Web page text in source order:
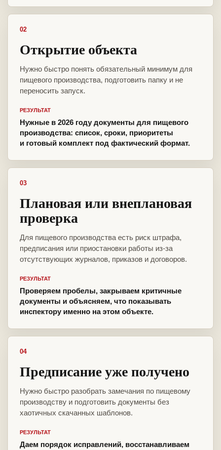
02
Открытие объекта
Нужно быстро понять обязательный минимум для
пищевого производства, подготовить папку и не
переносить запуск.
РЕЗУЛЬТАТ
Нужные в 2026 году документы для пищевого
производства: список, сроки, приоритеты
и готовый комплект под фактический формат.
03
Плановая или внеплановая
проверка
Для пищевого производства есть риск штрафа,
предписания или приостановки работы из-за
отсутствующих журналов, приказов и договоров.
РЕЗУЛЬТАТ
Проверяем пробелы, закрываем критичные
документы и объясняем, что показывать
инспектору именно на этом объекте.
04
Предписание уже получено
Нужно быстро разобрать замечания по пищевому
производству и подготовить документы без
хаотичных скачанных шаблонов.
РЕЗУЛЬТАТ
Даем порядок исправлений, восстанавливаем